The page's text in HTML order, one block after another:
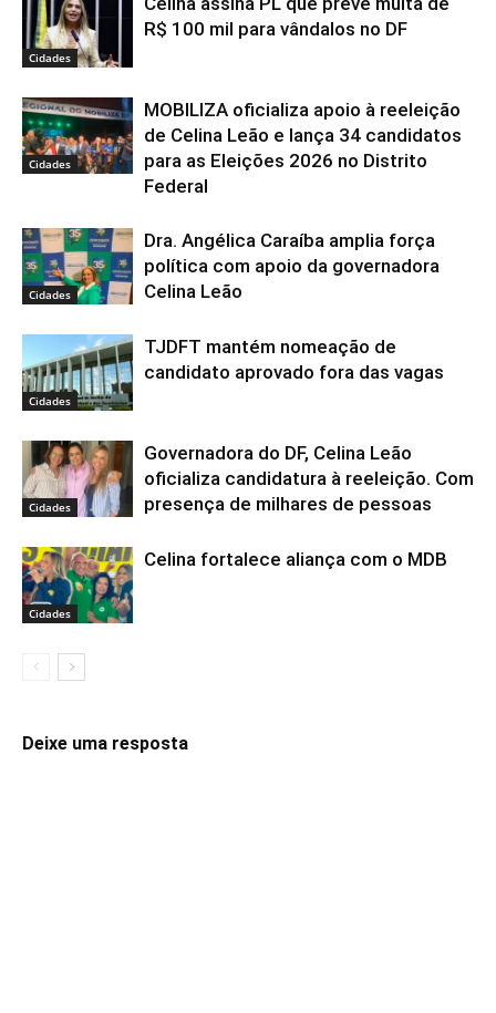
Cidades
R$ 100 mil para vândalos no DF
Cidades
MOBILIZA oficializa apoio à reeleição
de Celina Leão e lança 34 candidatos
para as Eleições 2026 no Distrito
Federal
Cidades
Dra. Angélica Caraíba amplia força
política com apoio da governadora
Celina Leão
Cidades
TJDFT mantém nomeação de
candidato aprovado fora das vagas
Cidades
Governadora do DF, Celina Leão
oficializa candidatura à reeleição. Com
presença de milhares de pessoas
Cidades
Celina fortalece aliança com o MDB
Deixe uma resposta